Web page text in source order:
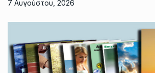
7 Αυγούστου, 2026